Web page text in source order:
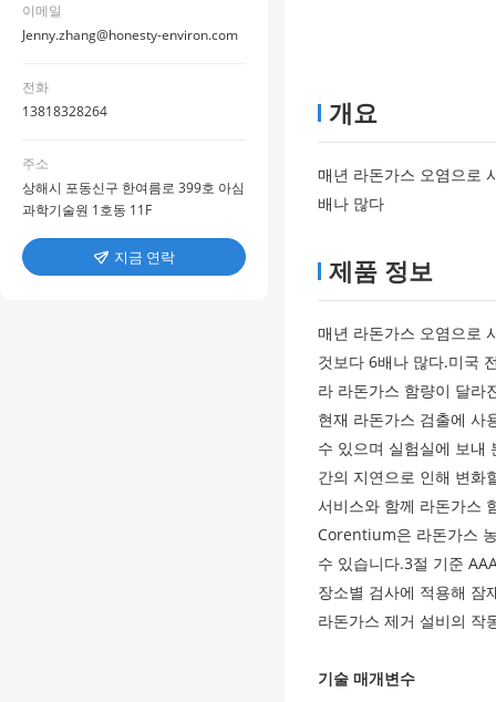
이메일
Jenny.zhang@honesty-environ.com
전화
13818328264
주소
상해시 포동신구 한여름로 399호 아심
과학기술원 1호동 11F
 지금 연락
개요
매년 라돈가스 오염으로
배나 많다
제품 정보
매년 라돈가스 오염으로
것보다 6배나 많다.미국
라 라돈가스 함량이 달라
현재 라돈가스 검출에 사
수 있으며 실험실에 보내
간의 지연으로 인해 변화
서비스와 함께 라돈가스
Corentium은 라돈가스
수 있습니다.3절 기준
장소별 검사에 적용해 잠
라돈가스 제거 설비의 작
기술 매개변수